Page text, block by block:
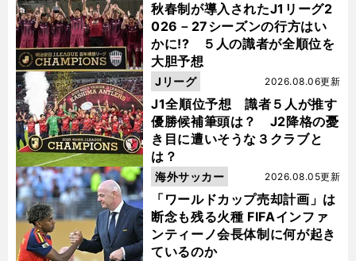
秋春制が導入されたJ1リーグ2
026－27シーズンの行方はい
かに!? ５人の識者が全順位を
大胆予想
J1全順位予想 識者５人が推す
優勝候補筆頭は？ J2降格の憂
き目に遭いそうな３クラブと
は？
2026.08.06更新
Jリーグ
「ワールドカップ売却計画」は
断念も残る火種 FIFAインファ
ンティーノ会長体制に何が起き
ているのか
2026.08.05更新
海外サッカー